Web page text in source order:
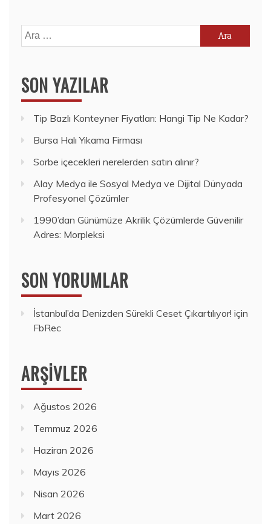
Arama:
SON YAZILAR
Tip Bazlı Konteyner Fiyatları: Hangi Tip Ne Kadar?
Bursa Halı Yıkama Firması
Sorbe içecekleri nerelerden satın alınır?
Alay Medya ile Sosyal Medya ve Dijital Dünyada
Profesyonel Çözümler
1990’dan Günümüze Akrilik Çözümlerde Güvenilir
Adres: Morpleksi
SON YORUMLAR
İstanbul’da Denizden Sürekli Ceset Çıkartılıyor! için
FbRec
ARŞIVLER
Ağustos 2026
Temmuz 2026
Haziran 2026
Mayıs 2026
Nisan 2026
Mart 2026